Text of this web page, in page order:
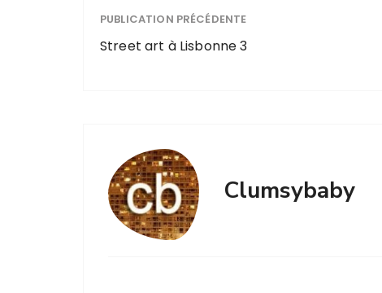
PUBLICATION PRÉCÉDENTE
Street art à Lisbonne 3
Clumsybaby